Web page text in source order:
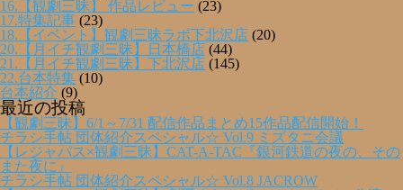
16.【観劇三昧】 作品レビュー (23)
17.特集記事 (23)
18.【イベント】観劇三昧ラボ下北沢店 (20)
20.【月イチ観劇三昧】日本橋店 (44)
21.【月イチ観劇三昧】下北沢店 (145)
22.台本特集 (10)
台本紹介 (9)
最近の投稿
【観劇三昧】6/1～7/31 配信作品まとめ15作品配信開始！
チラシ手帖 団体紹介スペシャル☆ Vol.9 ミズタニ会議
【レジャパス×観劇三昧】CAT-A-TAC『銀河鉄道の夜の、その
また夜に』
チラシ手帖 団体紹介スペシャル☆ Vol.8 JACROW